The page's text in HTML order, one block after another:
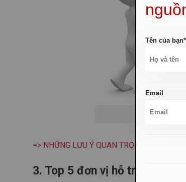
=> NHỮNG LƯU Ý QUAN TRỌNG KHI MUA
3. Top 5 đơn vị hỗ trợ mua
Tên của bạn*
Email